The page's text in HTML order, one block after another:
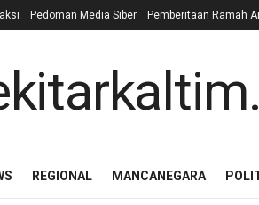
Pedoman Media Siber Pemberitaan Ramah
REGIONAL MANCANEGARA